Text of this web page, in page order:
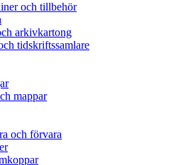
och tillbehör
arkivkartong
tidskriftssamlare
mappar
och förvara